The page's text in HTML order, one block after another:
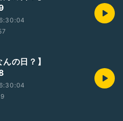
んの日？】